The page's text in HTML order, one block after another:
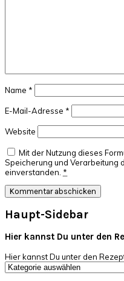
Name *
E-Mail-Adresse *
Website
Mit der Nutzung dieses
Speicherung und Verarbeitung
einverstanden. *
Haupt-Sidebar
Hier kannst Du unter den
Hier kannst Du unter den